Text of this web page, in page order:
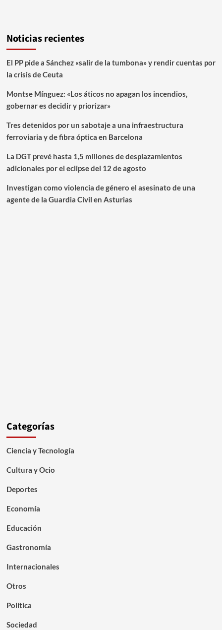
Noticias recientes
El PP pide a Sánchez «salir de la tumbona» y rendir cuentas por
la crisis de Ceuta
Montse Mínguez: «Los áticos no apagan los incendios,
gobernar es decidir y priorizar»
Tres detenidos por un sabotaje a una infraestructura
ferroviaria y de fibra óptica en Barcelona
La DGT prevé hasta 1,5 millones de desplazamientos
adicionales por el eclipse del 12 de agosto
Investigan como violencia de género el asesinato de una
agente de la Guardia Civil en Asturias
Categorías
Ciencia y Tecnología
Cultura y Ocio
Deportes
Economía
Educación
Gastronomía
Internacionales
Otros
Política
Sociedad